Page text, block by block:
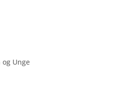
Unge